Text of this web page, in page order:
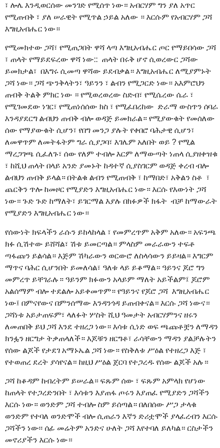
፣ ሎሌ እንዲወርሰው መንገድ የሚሰጥ ነው። አብርሃም ግን ያለ አጥር
የሚጠብቅ ፣ ያለ ሠራዊት የሚጥል ኃይል አለው ። እርሱም የአብርሃም ጋሻ
እግዚአብሔር ነው።
የሚመክተው ጋሻ፣ የሚጠጋበት ዋሻ ላጣ እግዚአብሔር ጦር የማይበሳው ጋሻ
፣ ጠላት የማይደፍረው ዋሻ ነው:: ጠላት በሩቅ ሆኖ ሲወረውር ጋሻው
ይመክታል፣ በእግሩ ሲመጣ ዋሻው ይደብቃል። እግዚአብሔር ለሚያምኑት
ጋሻ ነው። ጋሻ ጭንቅላትን፣ ዓይንን ፣ ልብን የሚጋርድ ነው። አእምሮህን
ጠብቅ ትልቅ ምክር ነው ። የሚወረወረው ስድብ፣ የሚሴረው ሴራ ፣
የሚገመደው ነገር፣ የሚጠነሰሰው ክስ ፣ የሚፈበረከው ድራማ ውስጥን ሰባራ
እንዳያደርግ ልብህን ጠብቅ ብሎ ወዳጅ ይመክራል። የሚያውቁት የመሰለው
ሰው የማያውቁት ሲሆን፣ የበግ መንጋ ያሉት የቀበሮ ባሕታዊ ሲሆን፣
ለመዋጥም ለመትፋትም ግራ ሲያጋባ፣ እገሌም አለበት ወይ ? የሚል
ማረጋገጫ ሲፈለጉ፣ ሰው የለም ተብሎ እርም ለማውጣት ነጠላ ሲያዘቀዝቁ
፣ ከሺህ ጠላት በላይ አንድ ያመኑት ከዳተኛ ሲያስገርም ወዳጅ ቀረብ ብሎ
ልብህን ጠብቅ ይላል። በትልቁ ልብን የሚጠብቅ ፣ ከማበድ፣ አቅልን ስቶ ፣
ጨርቅን ጥሎ ከመዞር የሚያድን እግዚአብሔር ነው። እርሱ የእውነት ጋሻ
ነው። ጉድ ጉድ ከማለት፣ ይገርማል እያሉ በክፉዎች ክፋት ብቻ ከማውራት
የሚያድን እግዚአብሔር ነው።
የሰውነት ክፍላችን ራሱን ይከላከላል ፣ የመምረጥም አቅም አለው። አፍንጫ
ክፉ ሲሽተው ይሸሻል፣ ሽቱ ይመርጣል። ምላስም መራራውን ተፍቶ
ጣፋጩን ይልሳል። እጅም ሽካራውን ወርውሮ ለስላሳውን ይይዛል። እግርም
ማጥና ባሕር ሲሆንበት ይመለሳል፣ ዓለቱ ላይ ይቆማል። ዓይንና ጆሮ ግን
መምረጥ ይቸገራሉ። ዓይንም ክፉውን አላይም ማለት አይችልም፤ ጆሮም
አልሰማም ብሎ ተደልሎ አይቀመጥም። የዓይንና የጆሮ ጋሻ እግዚአብሔር
ነው፤ በምናየውና በምንሰማው እንዳንጎዳ ይጠብቀናል። እርሱ ጋሻ ነውና።
ጋሻነቱ አይታጠፍም፣ ላለፉት ሦስት ሺህ ዓመታት አብርሃምንና ዘሩን
ለመጠበቅ ይህ ጋሻ እንደ ተዘረጋ ነው። እሳቱ ሲነድ ወፍ ጫጩቶቿን ለማዳን
ክንፏን ዘርግታ ትቃጠላለች። እጆቹን ዘርግቶ፣ ራሳቸውን ማዳን ያልቻሉትን
የሰው ልጆች የታደገ አማኑኤል ጋሻ ነው። የስቅለቱ ሥዕል የተዘረጋ እጅ ፣
የተወጠረ ደረት ያሳየናል። ከዚህ ሥዕል ጀርባ የተጋረዱ የሰው ልጆች አሉ።
ጋሻ ከቆዳም ከብረትም ይሠራል። ፍጹም ሰው ፣ ፍጹም አምላክ የሆነው
ከጠላት የተጋረድንበት ፣ እሳቱን እያጠፋ ጦሩን እያጠፈ የሚያድን ጋሻችን
እርሱ ነው። ወንድም ጋሻ ተብሎ ስም ይሰጣል። በለበሰው ሥጋ ታላቁ
ወንድም የተባለ ወንድሞች ብሎ ሲጠራን እኛን ድሪቷሞች ያላፈረብን እርሱ
ጋሻችን ነው፡፡ ሰፊ መሬትም አንድና ሁለት ጋሻ እየተባለ ይለካል። ርስታችን
መኖሪያችን እርሱ ነው።